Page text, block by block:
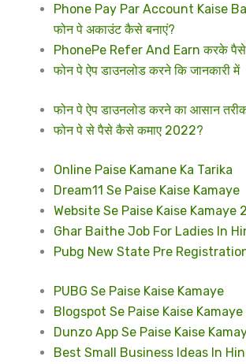
Phone Pay Par Account Kaise
फोन पे अकाउंट कैसे बनाएं?
PhonePe Refer And Earn करके
फोन पे ऐप डाउनलोड करने कि जानकारी में
फोन पे ऐप डाउनलोड करने का आसान
फोन पे से पैसे कैसे कमाए 2022?
Online Paise Kamane Ka Tarika
Dream11 Se Paise Kaise Kamaye
Website Se Paise Kaise Kamaye
Ghar Baithe Job For Ladies In
Pubg New State Pre
PUBG Se Paise Kaise Kamaye
Blogspot Se Paise Kaise Kamaye
Dunzo App Se Paise Kaise
Best Small Business Ideas In